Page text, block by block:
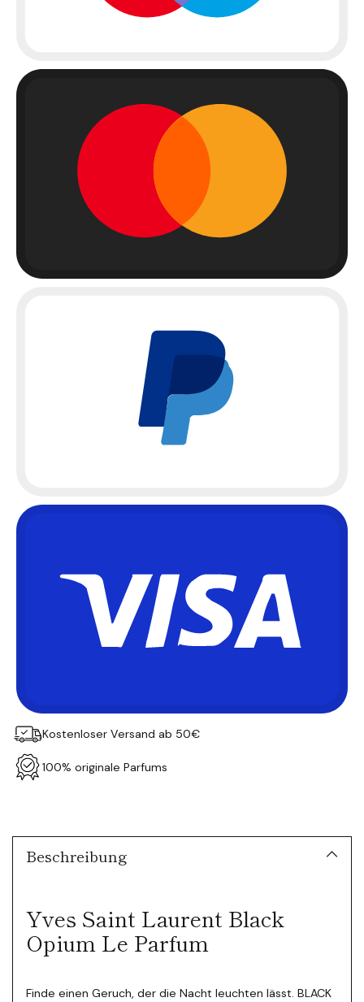
Kostenloser Versand ab 50€
100% originale Parfums
legen
Beschreibung
Yves Saint Laurent Black
Opium Le Parfum
Finde einen Geruch, der die Nacht leuchten lässt. BLACK